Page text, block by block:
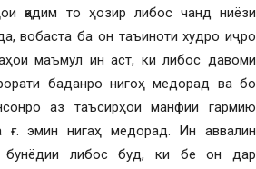
қадим то ҳозир либос чанд ниёзи
вобаста ба он таъиноти худро иҷро
маъмул ин аст, ки либос давоми
баданро нигоҳ медорад ва бо
аз таъсирҳои манфии гармию
эмин нигаҳ медорад. Ин аввалин
бунёдии либос буд, ки бе он дар